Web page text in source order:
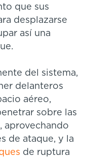
que sus
desplazarse
así una
del sistema,
delanteros
aéreo,
sobre las
aprovechando
de ataque, y la
de ruptura